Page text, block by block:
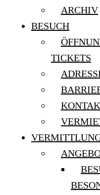
ARCHIV
BESUCH
TICKETS